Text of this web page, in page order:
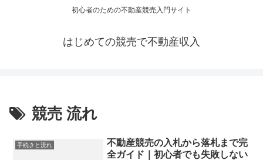
初心者のための不動産競売入門サイト
はじめての競売で不動産収入
競売 流れ
手続きと流れ
不動産競売の入札から落札まで完
全ガイド｜初心者でも失敗しない